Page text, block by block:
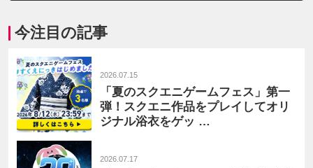
今注目の記事
2026.07.15
「夏のスクエニゲームフェス」第一
弾！スクエニ作品をプレイしてオリ
ジナル浴衣をゲッ …
2026.07.17